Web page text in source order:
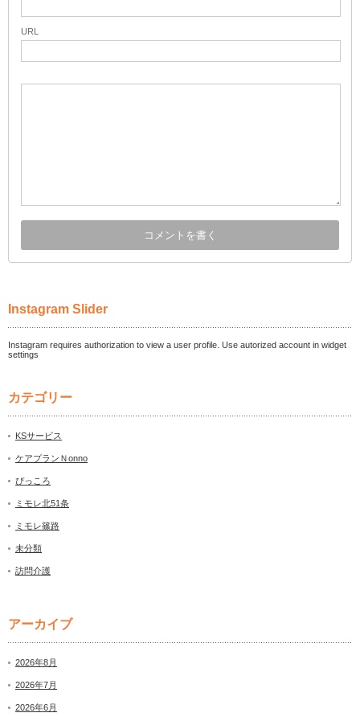
URL
Instagram Slider
Instagram requires authorization to view a user profile. Use autorized account in widget
settings
カテゴリー
KSサービス
ケアプランＮonno
ぴっころ
ミモレ北51条
ミモレ篠路
未分類
訪問介護
アーカイブ
2026年8月
2026年7月
2026年6月